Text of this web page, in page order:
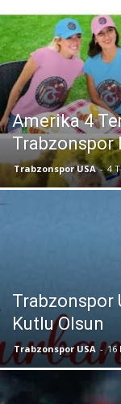
Amerika 4
Trabzonspor
Trabzonspor USA - 4
Trabzonspor
Kutlu Olsun
Trabzonspor USA - 16